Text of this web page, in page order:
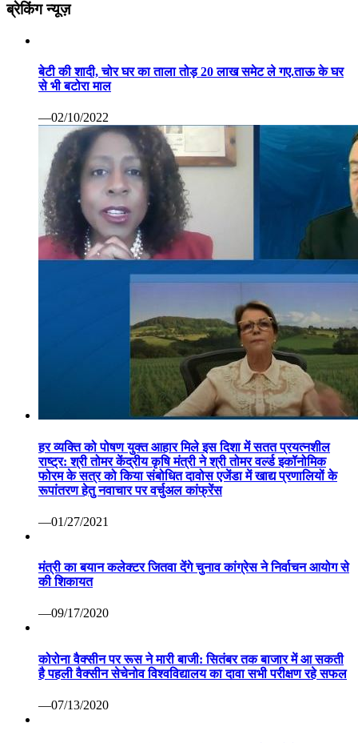
ब्रेकिंग न्यूज़
बेटी की शादी, चोर घर का ताला तोड़ 20 लाख समेट ले गए.ताऊ के घर
से भी बटोरा माल
—02/10/2022
हर व्यक्ति को पोषण युक्त आहार मिले इस दिशा में सतत प्रयत्नशील
राष्ट्र: श्री तोमर केंद्रीय कृषि मंत्री ने श्री तोमर वर्ल्ड इकॉनोमिक
फोरम के सत्र को किया संबोधित दावोस एजेंडा में खाद्य प्रणालियों के
रूपांतरण हेतु नवाचार पर वर्चुअल कांफ्रेंस
—01/27/2021
मंत्री का बयान कलेक्टर जितवा देंगे चुनाव कांग्रेस ने निर्वाचन आयोग से
की शिकायत
—09/17/2020
कोरोना वैक्सीन पर रूस ने मारी बाजी: सितंबर तक बाजार में आ सकती
है पहली वैक्सीन सेचेनोव विश्वविद्यालय का दावा सभी परीक्षण रहे सफल
—07/13/2020